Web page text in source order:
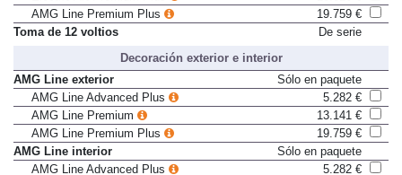
Electric Art Premium Plus
18.816 €
AMG Line Premium Plus
19.759 €
Decoración exterior e interior
AMG Line exterior
Sólo en paquete
AMG Line Advanced Plus
5.282 €
AMG Line Premium
13.141 €
AMG Line Premium Plus
19.759 €
AMG Line interior
Sólo en paquete